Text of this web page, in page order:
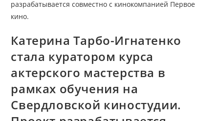
Свердловской
С
Кинокомпанией
Первое
Кино.
Катерина Тарбо-Игнатенко
стала куратором курса
актерского мастерства в
рамках обучения на
Свердловской киностудии.